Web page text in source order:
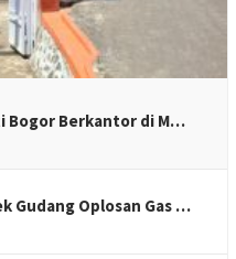
Bogor Berkantor di M…
Gudang Oplosan Gas …